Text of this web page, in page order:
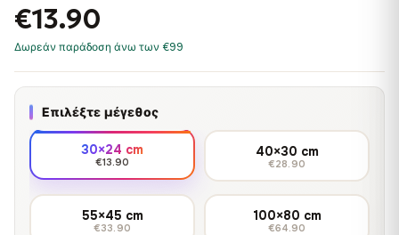
€13.90
Δωρεάν παράδοση άνω των €99
Επιλέξτε μέγεθος
30×24 cm
€13.90
40×30 cm
€28.90
55×45 cm
€33.90
100×80 cm
€64.90